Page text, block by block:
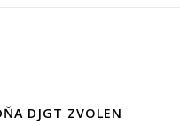
DJGT ZVOLEN